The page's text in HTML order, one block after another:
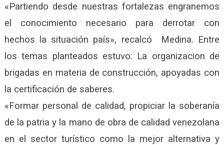
«Partiendo desde nuestras fortalezas engranemos
el conocimiento necesario para derrotar con
hechos la situación país», recalcó Medina. Entre
los temas planteados estuvo: La organizacion de
brigadas en materia de construcción, apoyadas con
la certificación de saberes.
«Formar personal de calidad, propiciar la soberanía
de la patria y la mano de obra de calidad venezolana
en el sector turístico como la mejor alternativa y